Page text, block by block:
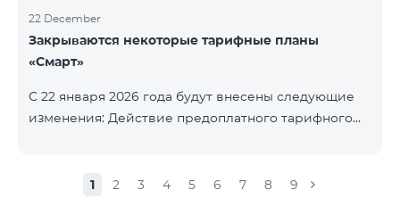
22 December
Закрываются некоторые тарифные планы
«Смарт»
С 22 января 2026 года будут внесены следующие
изменения: Действие предоплатного тарифного
на тарифный план «BeFree 5000 unlimit», который
1 2 3 4 5 6 7 8 9